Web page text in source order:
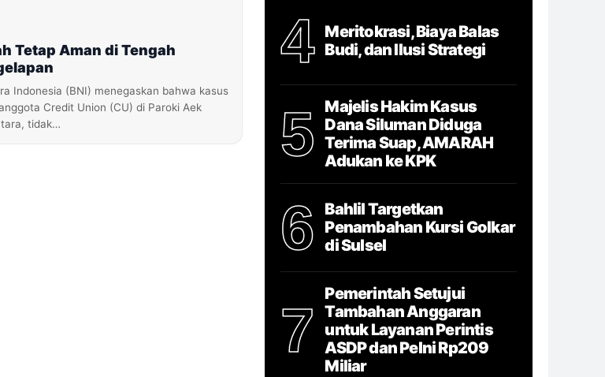
Tetap Aman di Tengah
Indonesia (BNI) menegaskan bahwa kasus
Credit Union (CU) di Paroki Aek
tidak…
4
Meritokrasi, Biaya Balas
Budi, dan Ilusi Strategi
5
Majelis Hakim Kasus
Dana Siluman Diduga
Terima Suap, AMARAH
Adukan ke KPK
6
Bahlil Targetkan
Penambahan Kursi Golkar
di Sulsel
7
Pemerintah Setujui
Tambahan Anggaran
untuk Layanan Perintis
ASDP dan Pelni Rp209
Miliar